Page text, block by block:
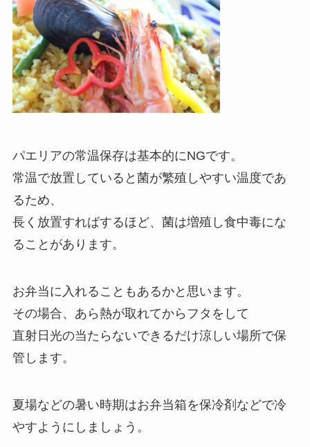
パエリアの常温保存は基本的にNGです。
常温で放置していると菌が繁殖しやすい温度であ
るため、
長く放置すればするほど、菌は増殖し食中毒にな
ることがあります。
お弁当に入れることもあるかと思います。
その場合、あら熱が取れてからフタをして
直射日光の当たらないできるだけ涼しい場所で保
管します。
夏場などの暑い時期はお弁当箱を保冷剤などで冷
やすようにしましょう。